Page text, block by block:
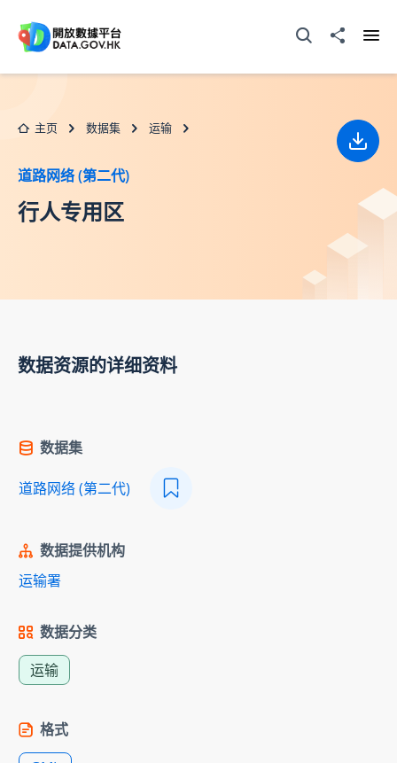
打开搜寻器分享至
主页 数据集 运输
道路网络 (第二代)
行人专用区
下载
数据资源的详细资料
数据集
道路网络 (第二代)
数据提供机构
运输署
数据分类
运输
格式